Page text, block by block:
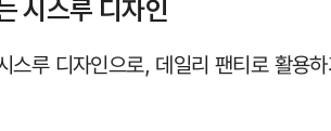
시스루 디자인
스루 디자인으로, 데일리 팬티로 활용